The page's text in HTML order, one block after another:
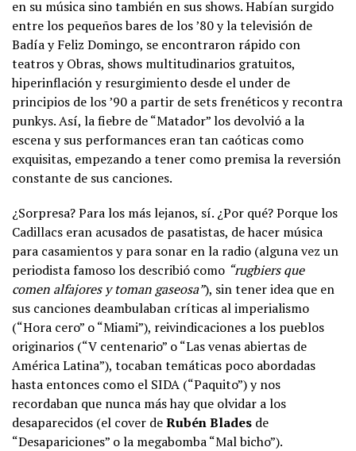
en su música sino también en sus shows. Habían surgido
entre los pequeños bares de los ’80 y la televisión de
Badía y Feliz Domingo, se encontraron rápido con
teatros y Obras, shows multitudinarios gratuitos,
hiperinflación y resurgimiento desde el under de
principios de los ’90 a partir de sets frenéticos y recontra
punkys. Así, la fiebre de “Matador” los devolvió a la
escena y sus performances eran tan caóticas como
exquisitas, empezando a tener como premisa la reversión
constante de sus canciones.
¿Sorpresa? Para los más lejanos, sí. ¿Por qué? Porque los
Cadillacs eran acusados de pasatistas, de hacer música
para casamientos y para sonar en la radio (alguna vez un
periodista famoso los describió como “rugbiers que
comen alfajores y toman gaseosa”), sin tener idea que en
sus canciones deambulaban críticas al imperialismo
(“Hora cero” o “Miami”), reivindicaciones a los pueblos
originarios (“V centenario” o “Las venas abiertas de
América Latina”), tocaban temáticas poco abordadas
hasta entonces como el SIDA (“Paquito”) y nos
recordaban que nunca más hay que olvidar a los
desaparecidos (el cover deRubén Blades de
“Desapariciones” o la megabomba “Mal bicho”).